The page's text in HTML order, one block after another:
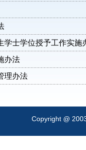
学士学位授予工作实施
办法
理办法
Copyright @